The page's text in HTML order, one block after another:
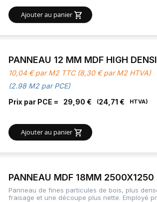
Ajouter au panier
PANNEAU 12 MM MDF HIGH
10,04 € par M2 TTC (8,30 € par M2 HTVA)
(2.98 M2 par PCE)
Prix par PCE =
29,90 € 24,71 €
Ajouter au panier
PANNEAU MDF 18MM 2500X1250
Panneau de fines particules de bois, plus
fraisage et une découpe plus nette. Employé